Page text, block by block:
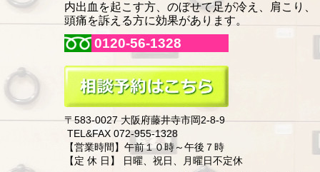
内出血を起こす方、のぼせて足が冷え、肩こり、
頭痛を訴える方に効果があります。
0120-56-1328
〒583-0027 大阪府藤井寺市岡2-8-9
TEL&FAX 072-955-1328
【営業時間】午前１０時～午後７時
【定 休 日】 日曜、祝日、月曜日不定休